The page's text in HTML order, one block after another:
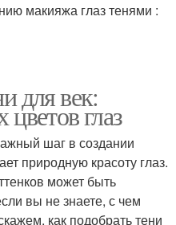
макияжа глаз тенями :
для век:
глаз
шаг в создании
природную красоту глаз.
может быть
вы не знаете, с чем
как подобрать тени